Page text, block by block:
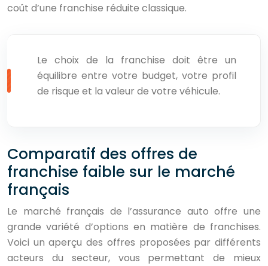
coût d’une franchise réduite classique.
Le choix de la franchise doit être un
équilibre entre votre budget, votre profil
de risque et la valeur de votre véhicule.
Comparatif des offres de
franchise faible sur le marché
français
Le marché français de l’assurance auto offre une
grande variété d’options en matière de franchises.
Voici un aperçu des offres proposées par différents
acteurs du secteur, vous permettant de mieux